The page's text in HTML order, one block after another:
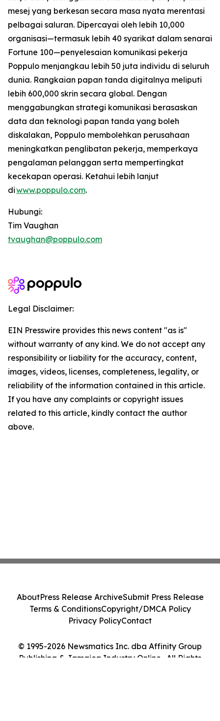
mesej yang berkesan secara masa nyata merentasi
pelbagai saluran. Dipercayai oleh lebih 10,000
organisasi—termasuk lebih 40 syarikat dalam senarai
Fortune 100—penyelesaian komunikasi pekerja
Poppulo menjangkau lebih 50 juta individu di seluruh
dunia. Rangkaian papan tanda digitalnya meliputi
lebih 600,000 skrin secara global. Dengan
menggabungkan strategi komunikasi berasaskan
data dan teknologi papan tanda yang boleh
diskalakan, Poppulo membolehkan perusahaan
meningkatkan penglibatan pekerja, memperkaya
pengalaman pelanggan serta mempertingkat
kecekapan operasi. Ketahui lebih lanjut
diwww.poppulo.com.
Hubungi:
Tim Vaughan
tvaughan@poppulo.com
Legal Disclaimer:
EIN Presswire provides this news content "as is"
without warranty of any kind. We do not accept any
responsibility or liability for the accuracy, content,
images, videos, licenses, completeness, legality, or
reliability of the information contained in this article.
If you have any complaints or copyright issues
related to this article, kindly contact the author
above.
© 1995-2026 Newsmatics Inc. dba Affinity Group
Publishing & Jamaica Industry Online . All Rights
AboutPress Release ArchiveSubmit Press Release
Terms & ConditionsCopyright/DMCA Policy
Privacy PolicyContact